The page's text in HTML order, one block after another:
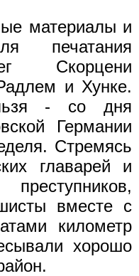
материалы и
печатания
Скорцени
и Хунке.
- со дня
Германии
Стремясь
главарей и
вместе с
километр
хорошо